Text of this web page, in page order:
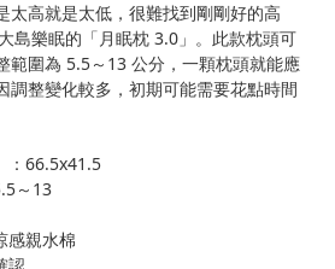
太高就是太低，很難找到剛剛好的高
島樂眠的「月眠枕 3.0」。此款枕頭可
範圍為 5.5～13 公分，一顆枕頭就能應
調整變化較多，初期可能需要花點時間
：66.5x41.5
～13
感親水棉